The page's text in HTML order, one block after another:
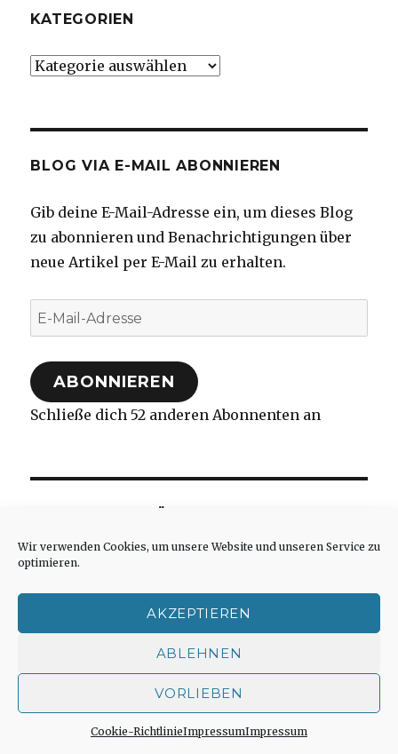
Wir verwenden Cookies, um unsere Website und unseren Service zu
optimieren.
AKZEPTIEREN
ABLEHNEN
VORLIEBEN
Cookie-RichtlinieImpressumImpressum
KATEGORIEN
Kategorien
BLOG VIA E-MAIL ABONNIEREN
Gib deine E-Mail-Adresse ein, um dieses Blog
zu abonnieren und Benachrichtigungen über
neue Artikel per E-Mail zu erhalten.
E-
Mail-
Adresse
ABONNIEREN
Schließe dich 52 anderen Abonnenten an
Kontaktstudium im Sommersemester 2026
Universität Leipzig, Joachim Leberecht,
Herzogenrath 2026
Bonhoeffers Denken bleibt lebendig,
Rezension von Christoph Fleischer,
Fröndenberg 2026
Bilanz der Aufarbeitung Martin Heideggers,